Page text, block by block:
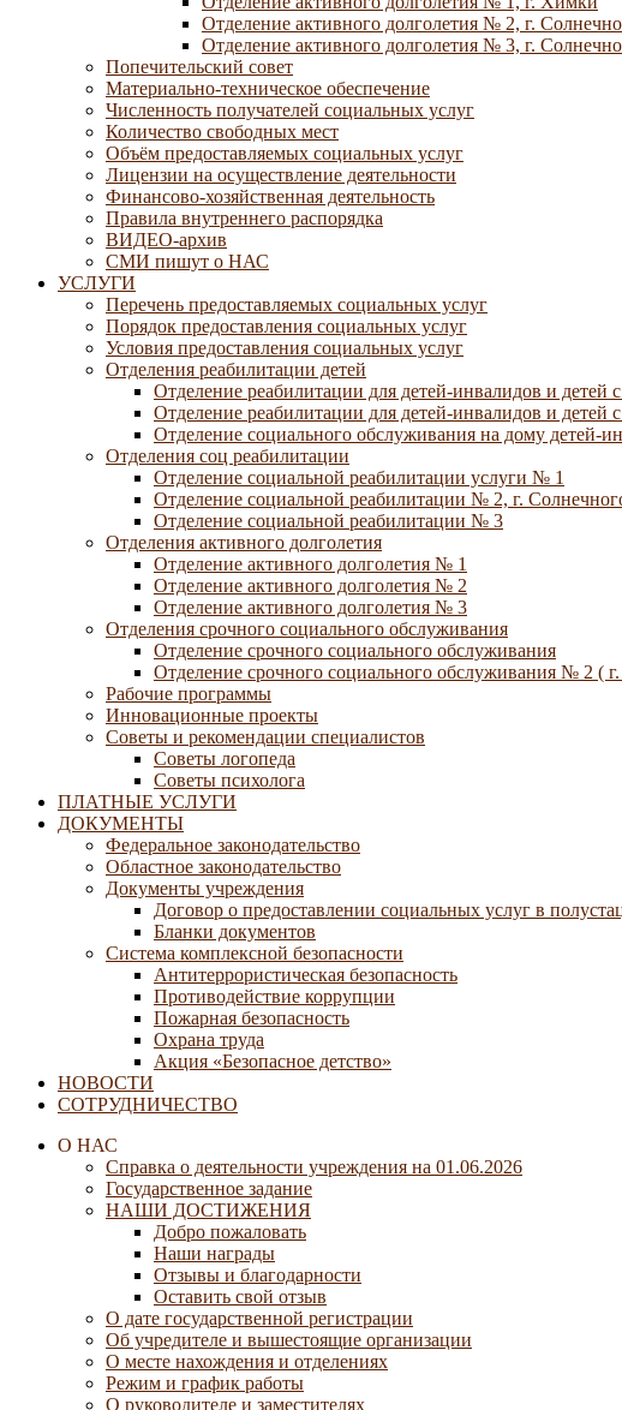
Отделение активного долголетия № 2, г.
Отделение активного долголетия № 3, г.
Попечительский совет
Материально-техническое обеспечение
Численность получателей социальных услуг
Количество свободных мест
Объём предоставляемых социальных услуг
Лицензии на осуществление деятельности
Финансово-хозяйственная деятельность
Правила внутреннего распорядка
ВИДЕО-архив
СМИ пишут о НАС
УСЛУГИ
Перечень предоставляемых социальных услуг
Порядок предоставления социальных услуг
Условия предоставления социальных услуг
Отделения реабилитации детей
Отделение реабилитации для детей-инвалидов и
Отделение реабилитации для детей-инвалидов и
Отделение социального обслуживания на дому детей-
Отделения соц реабилитации
Отделение социальной реабилитации услуги № 1
Отделение социальной реабилитации № 2, г.
Отделение социальной реабилитации № 3
Отделения активного долголетия
Отделение активного долголетия № 1
Отделение активного долголетия № 2
Отделение активного долголетия № 3
Отделения срочного социального обслуживания
Отделение срочного социального обслуживания
Отделение срочного социального обслуживания № 2 (
Рабочие программы
Инновационные проекты
Советы и рекомендации специалистов
Советы логопеда
Советы психолога
ПЛАТНЫЕ УСЛУГИ
ДОКУМЕНТЫ
Федеральное законодательство
Областное законодательство
Документы учреждения
Договор о предоставлении социальных услуг в
Бланки документов
Система комплексной безопасности
Антитеррористическая безопасность
Противодействие коррупции
Пожарная безопасность
Охрана труда
Акция «Безопасное детство»
НОВОСТИ
СОТРУДНИЧЕСТВО
О НАС
Справка о деятельности учреждения на 01.06.2026
Государственное задание
НАШИ ДОСТИЖЕНИЯ
Добро пожаловать
Наши награды
Отзывы и благодарности
Оставить свой отзыв
О дате государственной регистрации
Об учредителе и вышестоящие организации
О месте нахождения и отделениях
Режим и график работы
О руководителе и заместителях